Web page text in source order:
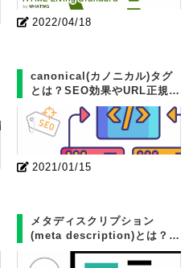
2022/04/18
canonical(カノニカル)タグ
とは？SEO効果やURL正規…
2021/01/15
メタディスクリプション
(meta description)とは？…